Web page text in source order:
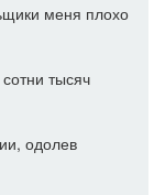
меня плохо
тысяч
одолев